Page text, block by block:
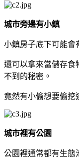
城市旁邊有小鎮
小鎮房子底下可能會
還可以拿來當儲存食
不到的秘密。
竟然有小偷想要偷挖
城市裡有公園
公園裡通常都有生態